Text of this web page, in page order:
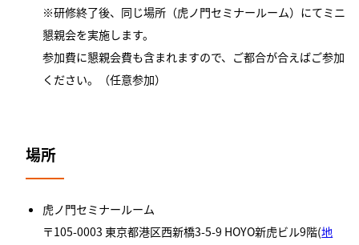
※研修終了後、同じ場所（虎ノ門セミナールーム）にてミニ
懇親会を実施します。
参加費に懇親会費も含まれますので、ご都合が合えばご参加
ください。（任意参加）
場所
虎ノ門セミナールーム
〒105-0003 東京都港区西新橋3-5-9 HOYO新虎ビル9階(地